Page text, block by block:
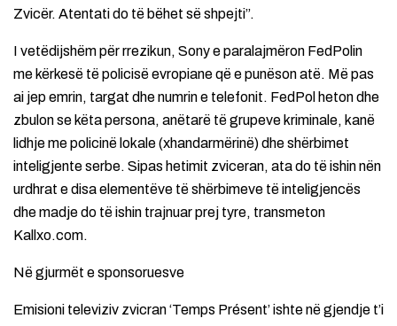
Zvicër. Atentati do të bëhet së shpejti”.
I vetëdijshëm për rrezikun, Sony e paralajmëron FedPolin
me kërkesë të policisë evropiane që e punëson atë. Më pas
ai jep emrin, targat dhe numrin e telefonit. FedPol heton dhe
zbulon se këta persona, anëtarë të grupeve kriminale, kanë
lidhje me policinë lokale (xhandarmërinë) dhe shërbimet
inteligjente serbe. Sipas hetimit zviceran, ata do të ishin nën
urdhrat e disa elementëve të shërbimeve të inteligjencës
dhe madje do të ishin trajnuar prej tyre, transmeton
Kallxo.com.
Në gjurmët e sponsoruesve
Emisioni televiziv zvicran ‘Temps Présent’ ishte në gjendje t’i